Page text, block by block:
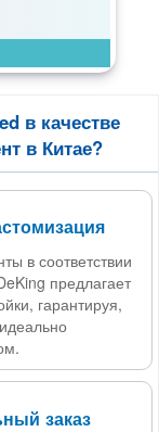
в качестве
в Китае?
в соответствии
предлагает
гарантируя,
заказ